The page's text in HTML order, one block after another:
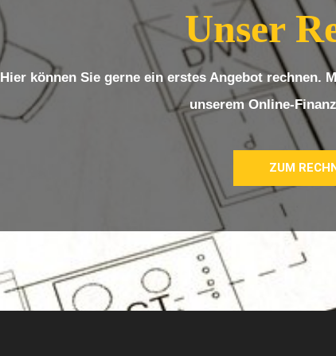
Unser
Hier können Sie gerne ein erstes Angebot rechnen.
unserem Online-
ZUM